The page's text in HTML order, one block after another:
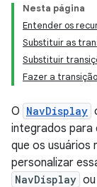
Nesta página
Entender os
Substituir as
Substituir
Fazer a
O NavDisplay
integrados para
que os usuários
personalizar
NavDisplay